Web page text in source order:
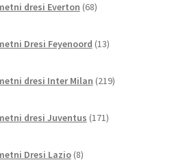
dresi Everton 68izdelkov
Dresi Feyenoord 13izdelkov
dresi Inter Milan 219izdelkov
dresi Juventus 171izdelkov
Dresi Lazio 8